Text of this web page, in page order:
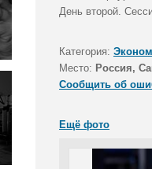
День второй.
Категория:
Место: Россия,
Сообщить об
Ещё фото